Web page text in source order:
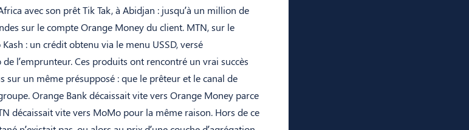
avec son prêt Tik Tak, à Abidjan : jusqu’à un million de
sur le compte Orange Money du client. MTN, sur le
: un crédit obtenu via le menu USSD, versé
l’emprunteur. Ces produits ont rencontré un vrai succès
sur un même présupposé : que le prêteur et le canal de
Orange Bank décaissait vite vers Orange Money parce
décaissait vite vers MoMo pour la même raison. Hors de ce